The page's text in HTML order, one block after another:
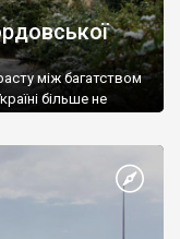
між багатством
більше не